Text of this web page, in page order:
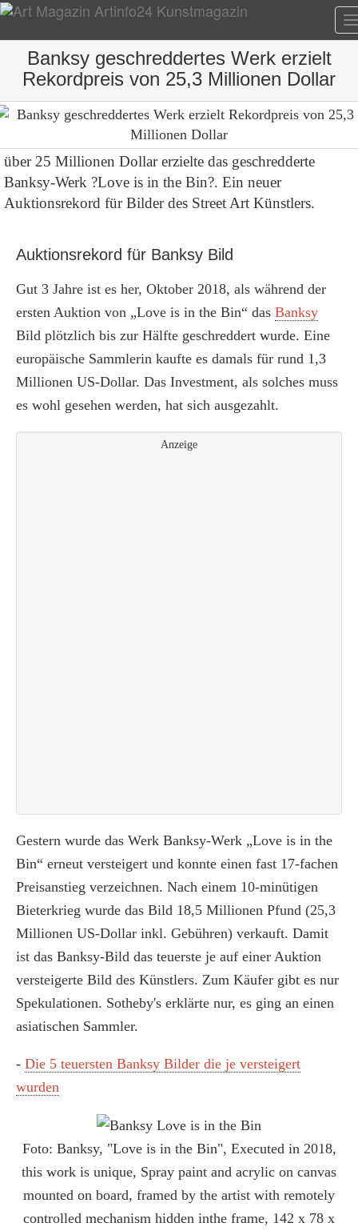
Banksy geschreddertes Werk erzielt
Rekordpreis von 25,3 Millionen Dollar
über 25 Millionen Dollar erzielte das geschredderte
Banksy-Werk ?Love is in the Bin?. Ein neuer
Auktionsrekord für Bilder des Street Art Künstlers.
Auktionsrekord für Banksy Bild
Gut 3 Jahre ist es her, Oktober 2018, als während der
ersten Auktion von „Love is in the Bin“ das Banksy
Bild plötzlich bis zur Hälfte geschreddert wurde. Eine
europäische Sammlerin kaufte es damals für rund 1,3
Millionen US-Dollar. Das Investment, als solches muss
es wohl gesehen werden, hat sich ausgezahlt.
Anzeige
Gestern wurde das Werk Banksy-Werk „Love is in the
Bin“ erneut versteigert und konnte einen fast 17-fachen
Preisanstieg verzeichnen. Nach einem 10-minütigen
Bieterkrieg wurde das Bild 18,5 Millionen Pfund (25,3
Millionen US-Dollar inkl. Gebühren) verkauft. Damit
ist das Banksy-Bild das teuerste je auf einer Auktion
versteigerte Bild des Künstlers. Zum Käufer gibt es nur
Spekulationen. Sotheby's erklärte nur, es ging an einen
asiatischen Sammler.
- Die 5 teuersten Banksy Bilder die je versteigert
wurden
Foto: Banksy, "Love is in the Bin", Executed in 2018,
this work is unique, Spray paint and acrylic on canvas
mounted on board, framed by the artist with remotely
controlled mechanism hidden inthe frame, 142 x 78 x